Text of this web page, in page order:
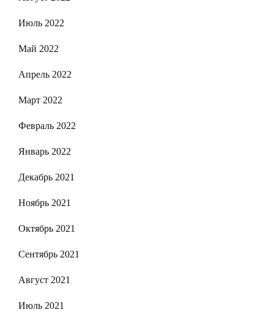
Июль 2022
Май 2022
Апрель 2022
Март 2022
Февраль 2022
Январь 2022
Декабрь 2021
Ноябрь 2021
Октябрь 2021
Сентябрь 2021
Август 2021
Июль 2021